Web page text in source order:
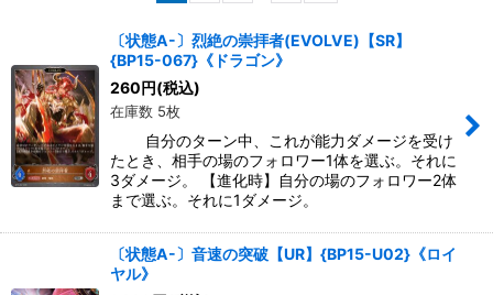
絞り込む
〔状態A-〕烈絶の崇拝者(EVOLVE)【SR】
{BP15-067}《ドラゴン》
260円(税込)
在庫数 5枚
自分のターン中、これが能力ダメージを受け
たとき、相手の場のフォロワー1体を選ぶ。それに
3ダメージ。 【進化時】自分の場のフォロワー2体
まで選ぶ。それに1ダメージ。
〔状態A-〕音速の突破【UR】{BP15-U02}《ロイ
ヤル》